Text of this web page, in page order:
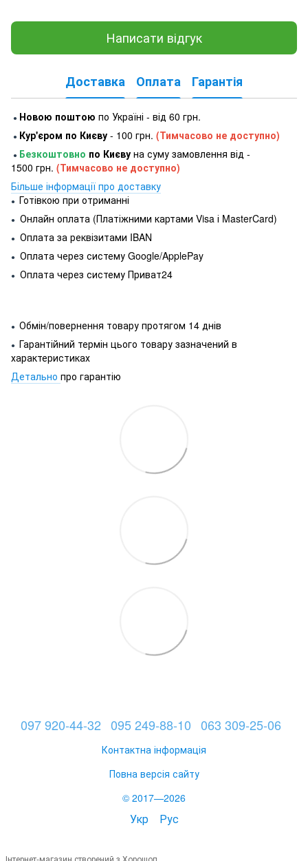
Написати відгук
Доставка Оплата Гарантія
● Новою поштою по Україні - від 60 грн.
● Кур'єром по Києву - 100 грн. (Тимчасово не доступно)
● Безкоштовно по Києву на суму замовлення від -
1500 грн. (Тимчасово не доступно)
Більше інформації про доставку
● Готівкою при отриманні
● Онлайн оплата (Платіжними картами Visa і MasterCard)
● Оплата за реквізитами IBAN
● Оплата через систему Google/ApplePay
● Оплата через систему Приват24
● Обмін/повернення товару протягом 14 днів
● Гарантійний термін цього товару зазначений в
характеристиках
Детально про гарантію
097 920-44-32 095 249-88-10 063 309-25-06
Контактна інформація
Повна версія сайту
© 2017—2026
Укр Рус
Інтернет-магазин створений з Хорошоп